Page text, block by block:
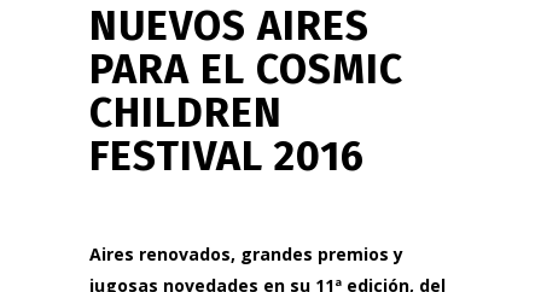
NUEVOS AIRES
PARA EL COSMIC
CHILDREN
FESTIVAL 2016
Aires renovados, grandes premios y
jugosas novedades en su 11ª edición, del